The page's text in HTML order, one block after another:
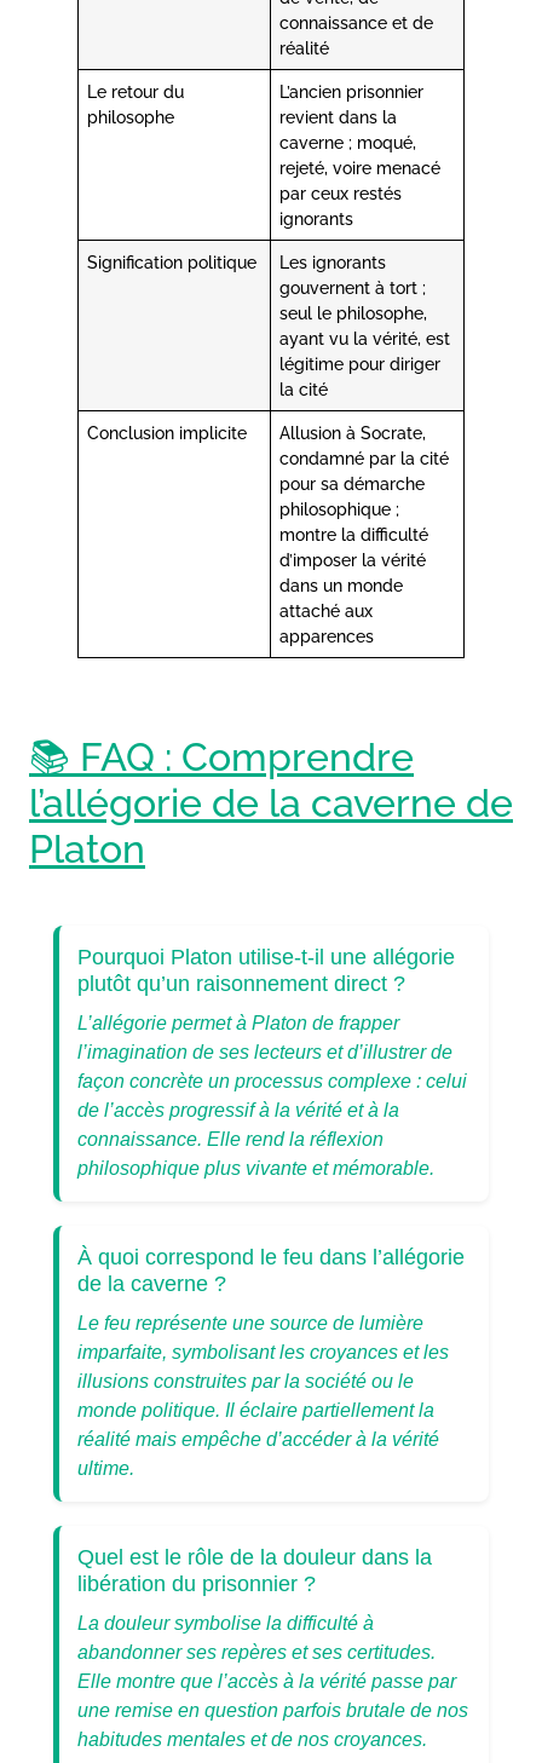
connaissance et de
réalité
Le retour du
philosophe
L’ancien prisonnier
revient dans la
caverne ; moqué,
rejeté, voire menacé
par ceux restés
ignorants
Signification politique
Les ignorants
gouvernent à tort ;
seul le philosophe,
ayant vu la vérité, est
légitime pour diriger
la cité
Conclusion implicite
Allusion à Socrate,
condamné par la cité
pour sa démarche
philosophique ;
montre la difficulté
d’imposer la vérité
dans un monde
attaché aux
apparences
📚 FAQ : Comprendre
l’allégorie de la caverne de
Platon
Pourquoi Platon utilise-t-il une allégorie
plutôt qu’un raisonnement direct ?
L’allégorie permet à Platon de frapper
l’imagination de ses lecteurs et d’illustrer de
façon concrète un processus complexe : celui
de l’accès progressif à la vérité et à la
connaissance. Elle rend la réflexion
philosophique plus vivante et mémorable.
À quoi correspond le feu dans l’allégorie
de la caverne ?
Le feu représente une source de lumière
imparfaite, symbolisant les croyances et les
illusions construites par la société ou le
monde politique. Il éclaire partiellement la
réalité mais empêche d’accéder à la vérité
ultime.
Quel est le rôle de la douleur dans la
libération du prisonnier ?
La douleur symbolise la difficulté à
abandonner ses repères et ses certitudes.
Elle montre que l’accès à la vérité passe par
une remise en question parfois brutale de nos
habitudes mentales et de nos croyances.